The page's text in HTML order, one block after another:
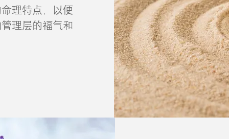
理特点，以便
理层的福气和